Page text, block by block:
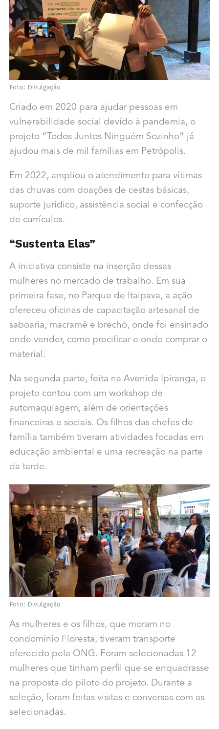
Foto: Divulgação
Criado em 2020 para ajudar pessoas em
vulnerabilidade social devido à pandemia, o
projeto “Todos Juntos Ninguém Sozinho” já
ajudou mais de mil famílias em Petrópolis.
Em 2022, ampliou o atendimento para vítimas
das chuvas com doações de cestas básicas,
suporte jurídico, assistência social e confecção
de currículos.
“Sustenta Elas”
A iniciativa consiste na inserção dessas
mulheres no mercado de trabalho. Em sua
primeira fase, no Parque de Itaipava, a ação
ofereceu oficinas de capacitação artesanal de
saboaria, macramê e brechó, onde foi ensinado
onde vender, como precificar e onde comprar o
material.
Na segunda parte, feita na Avenida Ipiranga, o
projeto contou com um workshop de
automaquiagem, além de orientações
financeiras e sociais. Os filhos das chefes de
família também tiveram atividades focadas em
educação ambiental e uma recreação na parte
da tarde.
Foto: Divulgação
As mulheres e os filhos, que moram no
condomínio Floresta, tiveram transporte
oferecido pela ONG. Foram selecionadas 12
mulheres que tinham perfil que se enquadrasse
na proposta do piloto do projeto. Durante a
seleção, foram feitas visitas e conversas com as
selecionadas.